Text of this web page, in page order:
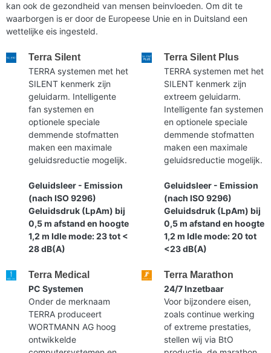
kan ook de gezondheid van mensen beinvloeden. Om dit te
waarborgen is er door de Europeese Unie en in Duitsland een
wettelijke eis ingesteld.
Terra Silent
TERRA systemen met het
SILENT kenmerk zijn
geluidarm. Intelligente
fan systemen en
optionele speciale
demmende stofmatten
maken een maximale
geluidsreductie mogelijk.
Geluidsleer - Emission
(nach ISO 9296)
Geluidsdruk (LpAm) bij
0,5 m afstand en hoogte
1,2 m Idle mode: 23 tot <
28 dB(A)
Terra Silent Plus
TERRA systemen met het
SILENT kenmerk zijn
extreem geluidarm.
Intelligente fan systemen
en optionele speciale
demmende stofmatten
maken een maximale
geluidsreductie mogelijk.
Geluidsleer - Emission
(nach ISO 9296)
Geluidsdruk (LpAm) bij
0,5 m afstand en hoogte
1,2 m Idle mode: 20 tot
<23 dB(A)
Terra Medical
PC Systemen
Onder de merknaam
TERRA produceert
WORTMANN AG hoog
ontwikkelde
Terra Marathon
24/7 Inzetbaar
Voor bijzondere eisen,
zoals continue werking
of extreme prestaties,
stellen wij via BtO